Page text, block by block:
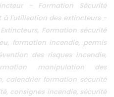
- Formation Sécurité
l'utilisation des extincteurs -
Formation sécurité
formation incendie, permis
des risques incendie,
manipulation des
calendrier formation sécurité
consignes incendie, sécurité